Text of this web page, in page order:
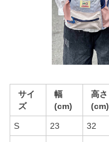
サイ
ズ
幅
(cm)
高さ
(cm)
S 23 32